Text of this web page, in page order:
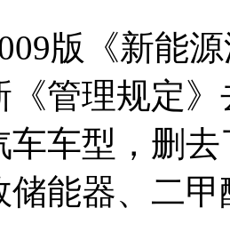
版《新能源
《管理规定
车型，删
储能器、二